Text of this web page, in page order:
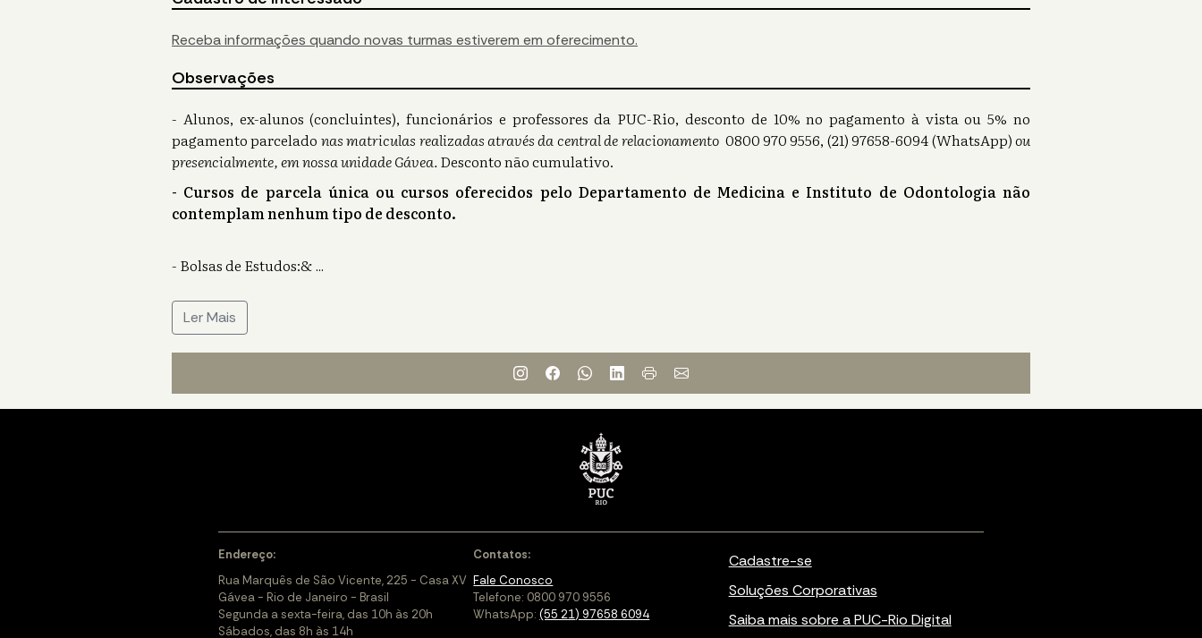
Receba informações quando novas turmas estiverem em oferecimento.
Observações
- Alunos, ex-alunos (concluintes), funcionários e professores da PUC-Rio, desconto de 10% no pagamento à vista ou 5% no
pagamento parcelado nas matriculas realizadas através da central de relacionamento0800 970 9556, (21) 97658-6094 (WhatsApp)ou
presencialmente, em nossa unidade Gávea.Desconto não cumulativo.
- Cursos de parcela única ou cursos oferecidos pelo Departamento de Medicina e Instituto de Odontologia não
contemplam nenhum tipo de desconto.
- Bolsas de Estudos:&...
Ler Mais
Endereço:
Rua Marquês de São Vicente, 225 - Casa XV
Gávea - Rio de Janeiro - Brasil
Segunda a sexta-feira, das 10h às 20h
Sábados, das 8h às 14h
Contatos:
Fale Conosco
Telefone: 0800 970 9556
WhatsApp:(55 21) 97658 6094
Cadastre-se
Soluções Corporativas
Saiba mais sobre a PUC-Rio Digital